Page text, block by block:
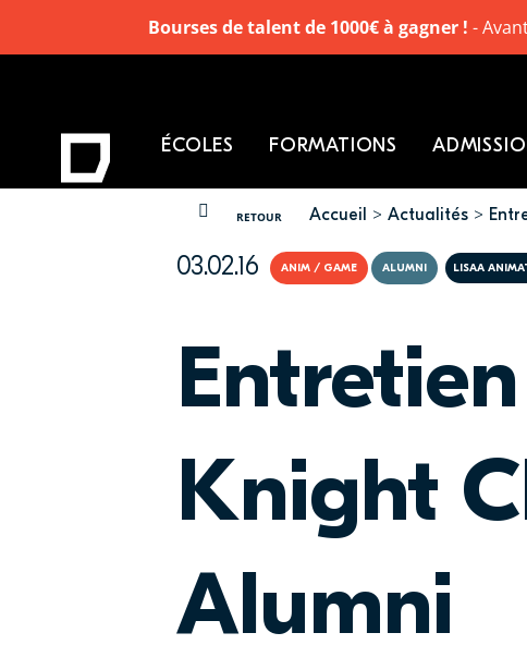
RETOUR
VOUS ÊTES ICI Accueil Actualités
03.02.16 ANIM / GAME ALUMNI LISAA
Knight
Alumni
ÉCOLES FORMATIONS
Bourses de talent de 1000€ à gagner ! -